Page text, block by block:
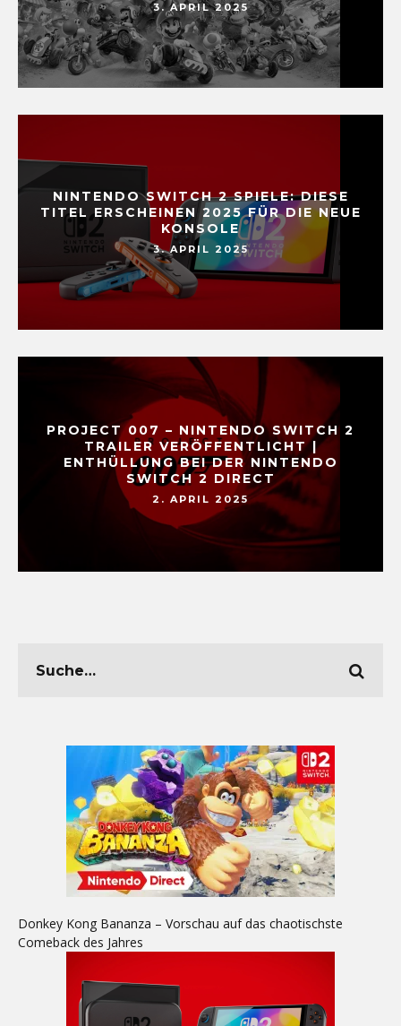
3. APRIL 2025
NINTENDO SWITCH 2 SPIELE: DIESE
TITEL ERSCHEINEN 2025 FÜR DIE NEUE
KONSOLE
3. APRIL 2025
PROJECT 007 – NINTENDO SWITCH 2
TRAILER VERÖFFENTLICHT |
ENTHÜLLUNG BEI DER NINTENDO
SWITCH 2 DIRECT
2. APRIL 2025
Donkey Kong Bananza – Vorschau auf das chaotischste
Comeback des Jahres